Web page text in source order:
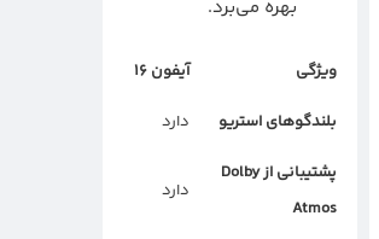
بهره می‌برد.
ویژگی آیفون ۱۶
بلندگوهای استریو دارد
پشتیبانی ازDolby
Atmos
دارد